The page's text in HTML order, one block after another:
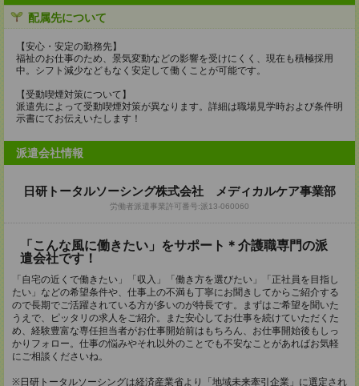
配属先について
【安心・安定の勤務先】
福祉のお仕事のため、景気変動などの影響を受けにくく、現在も積極採用
中。シフト減少などもなく安定して働くことが可能です。
【受動喫煙対策について】
派遣先によって受動喫煙対策が異なります。詳細は職場見学時および条件明
示書にてお伝えいたします！
派遣会社情報
日研トータルソーシング株式会社 メディカルケア事業部
労働者派遣事業許可番号:派13-060060
「こんな風に働きたい」をサポート＊介護職専門の派
遣会社です！
「自宅の近くで働きたい」「収入」「働き方を選びたい」「正社員を目指し
たい」などの希望条件や、仕事上の不満も丁寧にお聞きしてからご紹介する
ので長期でご活躍されている方が多いのが特長です。まずはご希望を聞いた
うえで、ピッタリの求人をご紹介。また安心してお仕事を続けていただくた
め、経験豊富な専任担当者がお仕事開始前はもちろん、お仕事開始後もしっ
かりフォロー。仕事の悩みやそれ以外のことでも不安なことがあればお気軽
にご相談くださいね。
※日研トータルソーシングは経済産業省より「地域未来牽引企業」に選定され